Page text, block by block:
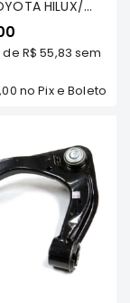
HILUX/
... - COFAP
de R$ 55,83 sem
no Pix e Boleto